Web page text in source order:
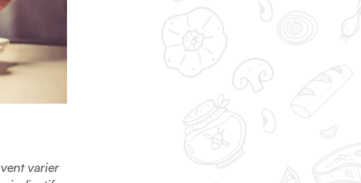
varier